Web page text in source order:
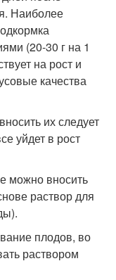
Наиболее
(20-30 г на 1
на рост и
качества
их следует
уйдет в рост
можно вносить
раствор для
плодов, во
раствором